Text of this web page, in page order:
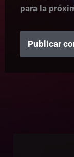
para la